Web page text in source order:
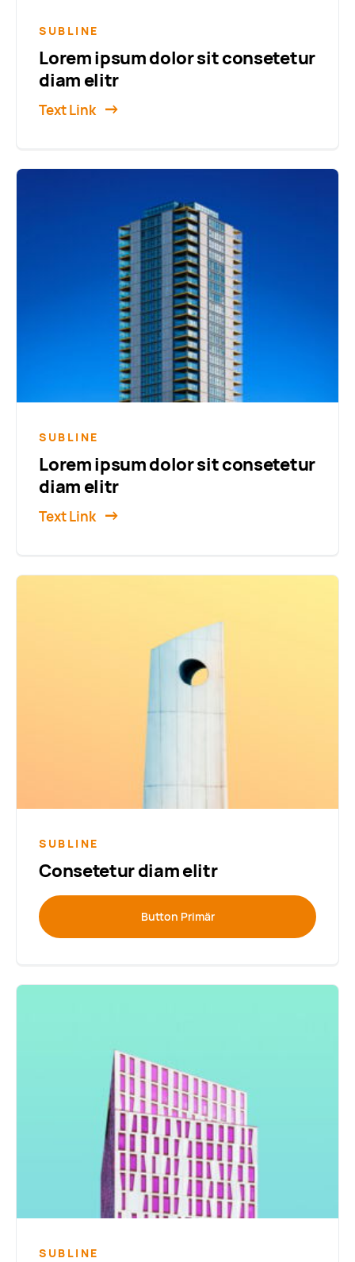
SUBLINE
Lorem ipsum dolor sit consetetur
diam elitr
Text Link
SUBLINE
Lorem ipsum dolor sit consetetur
diam elitr
Text Link
SUBLINE
Consetetur diam elitr
Button Primär
SUBLINE